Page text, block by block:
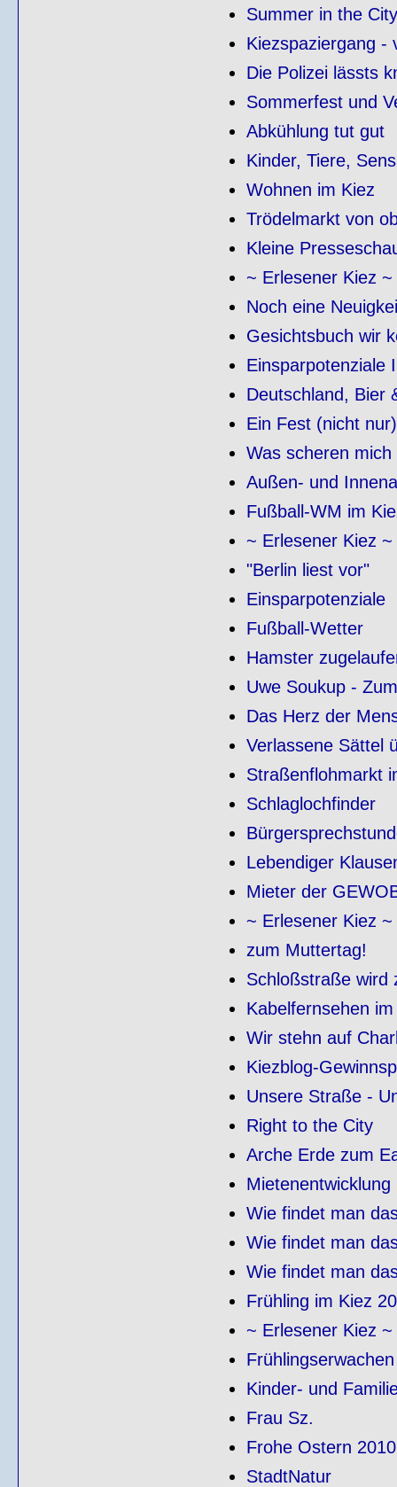
Summer in the City
Kiezspaziergang -
Die Polizei lässts
Sommerfest und
Abkühlung tut gut
Kinder, Tiere,
Wohnen im Kiez
Trödelmarkt von
Kleine
~ Erlesener Kiez
Noch eine
Gesichtsbuch wir
Einsparpotenziale
Deutschland, Bier
Ein Fest (nicht
Was scheren
Außen- und
Fußball-WM im
~ Erlesener Kiez
"Berlin liest vor"
Einsparpotenziale
Fußball-Wetter
Hamster
Uwe Soukup -
Das Herz der
Verlassene Sättel
Straßenflohmarkt
Schlaglochfinder
Lebendiger
Mieter der
~ Erlesener Kiez ~
zum Muttertag!
Schloßstraße wird
Kabelfernsehen
Wir stehn auf
Kiezblog-
Unsere Straße -
Right to the City
Arche Erde zum
Mietenentwicklung
Wie findet man
Wie findet man
Wie findet man
Frühling im Kiez
~ Erlesener Kiez
Frühlingserwachen
Kinder- und
Frau Sz.
Frohe Ostern 2010
StadtNatur